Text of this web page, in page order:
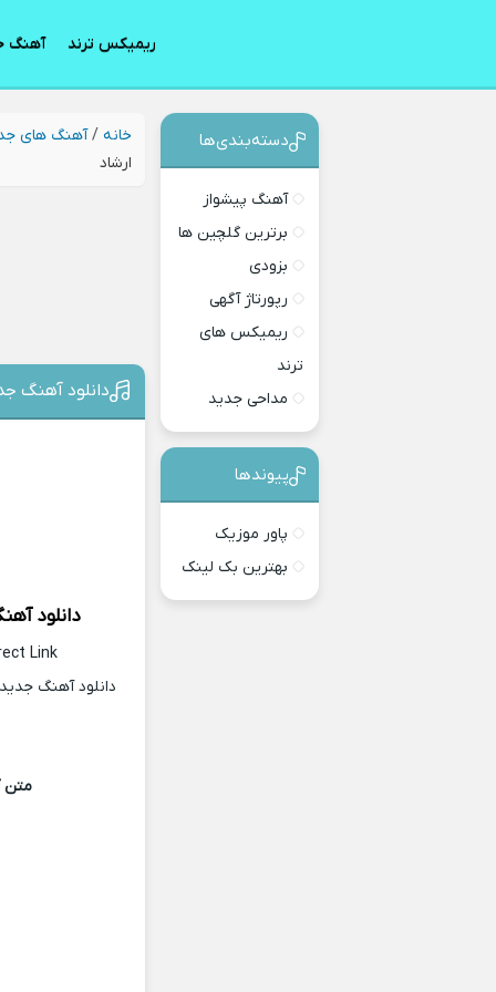
ریمیکس ترند آهنگ
خانه /آهنگ های
ارشاد
دانلود آهنگ
دانلود
Link
دانلود آهنگ
متن
دسته‌بندی‎‌‌ها
آهنگ پیشواز
برترین گلچین ها
بزودی
رپورتاژ آگهی
ریمیکس های
ترند
مداحی جدید
پیوندها
پاور موزیک
بهترین بک لینک